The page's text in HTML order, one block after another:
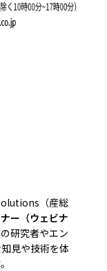
（産総
ー（ウェビナ
研究者やエン
見や技術を体